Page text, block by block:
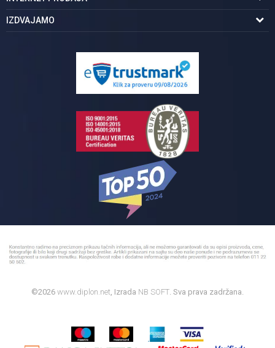
Karijera | postani deo tima
Politika privatnosti
Kako kupiti
IZDVAJAMO
Pločice za kupatilo
©2026 www.diplon.net , Izrada NB SOFT . Sva prava zadržana.